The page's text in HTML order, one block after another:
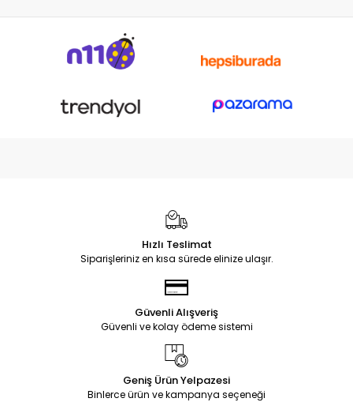
Hızlı Teslimat
Siparişleriniz en kısa sürede elinize ulaşır.
Güvenli Alışveriş
Güvenli ve kolay ödeme sistemi
Geniş Ürün Yelpazesi
Binlerce ürün ve kampanya seçeneği